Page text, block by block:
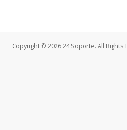
Copyright © 2026 24 Soporte. All Rights